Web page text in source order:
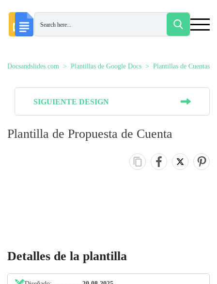
Docsandslides.com Plantillas de Google Docs Plantillas de Cuentas
SIGUIENTE DESIGN
Plantilla de Propuesta de Cuenta
Detalles de la plantilla